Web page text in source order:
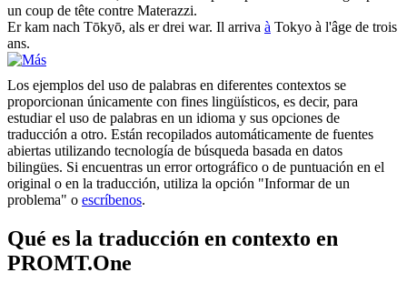
un coup de tête contre Materazzi.
Er kam nach Tōkyō, als er drei war. Il arriva à Tokyo à l'âge de trois
ans.
Los ejemplos del uso de palabras en diferentes contextos se
proporcionan únicamente con fines lingüísticos, es decir, para
estudiar el uso de palabras en un idioma y sus opciones de
traducción a otro. Están recopilados automáticamente de fuentes
abiertas utilizando tecnología de búsqueda basada en datos
bilingües. Si encuentras un error ortográfico o de puntuación en el
original o en la traducción, utiliza la opción "Informar de un
problema" o escríbenos.
Qué es la traducción en contexto en
PROMT.One